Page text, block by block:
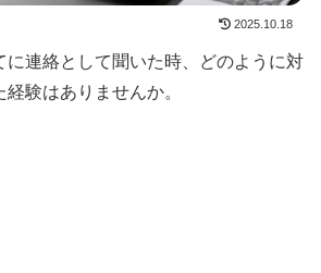
2025.10.18
に連絡として聞いた時、どのように対
験はありませんか。